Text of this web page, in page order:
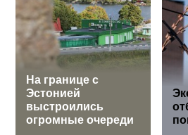
На границе с
Эстонией
выстроились
огромные очереди